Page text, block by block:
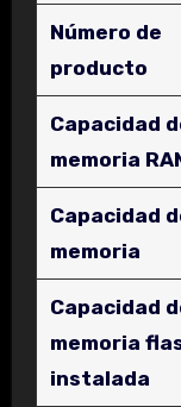
Número de
producto
Capacidad
memoria
Capacidad
memoria
Capacidad
memoria
instalada